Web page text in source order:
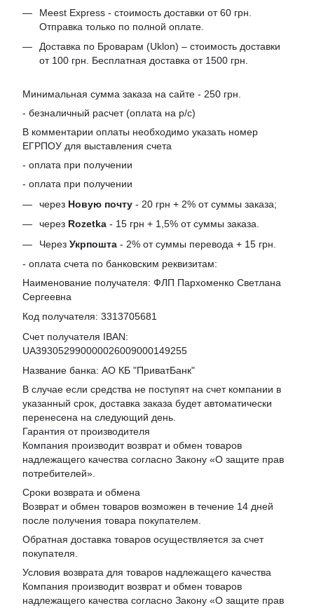
Meest Express - стоимость доставки от 60 грн.
Отправка только по полной оплате.
Доставка по Броварам (Uklon) – стоимость доставки
от 100 грн. Бесплатная доставка от 1500 грн.
Минимальная сумма заказа на сайте - 250 грн.
- безналичный расчет (оплата на р/с)
В комментарии оплаты необходимо указать номер
ЕГРПОУ для выставления счета
- оплата при получении
- оплата при получении
через Новую почту - 20 грн + 2% от суммы заказа;
через Rozetka - 15 грн + 1,5% от суммы заказа.
Через Укрпошта - 2% от суммы перевода + 15 грн.
- оплата счета по банковским реквизитам:
Наименование получателя: ФЛП Пархоменко Светлана
Сергеевна
Код получателя: 3313705681
Счет получателя IBAN:
UA393052990000026009000149255
Название банка: АО КБ "ПриватБанк"
В случае если средства не поступят на счет компании в
указанный срок, доставка заказа будет автоматически
перенесена на следующий день.
Гарантия от производителя
Компания производит возврат и обмен товаров
надлежащего качества согласно Закону «О защите прав
потребителей».
Сроки возврата и обмена
Возврат и обмен товаров возможен в течение 14 дней
после получения товара покупателем.
Обратная доставка товаров осуществляется за счет
покупателя.
Условия возврата для товаров надлежащего качества
Компания производит возврат и обмен товаров
надлежащего качества согласно Закону «О защите прав